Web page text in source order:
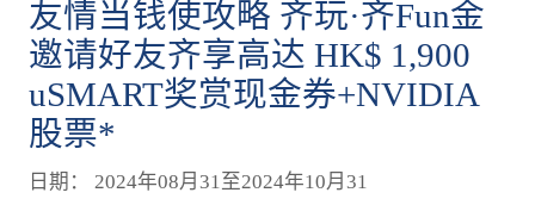
友情当钱使攻略 齐玩·齐Fun金
邀请好友齐享高达 HK$ 1,900
uSMART奖赏现金券+NVIDIA
股票*
日期： 2024年08月31至2024年10月31